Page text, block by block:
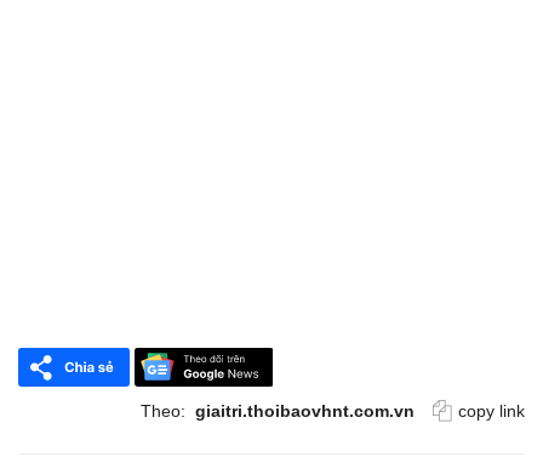
Theo: giaitri.thoibaovhnt.com.vn copy link